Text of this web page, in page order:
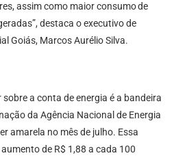
assim como maior consumo de
destaca o executivo de
Goiás, Marcos Aurélio Silva.
a conta de energia é a bandeira
da Agência Nacional de Energia
amarela no mês de julho. Essa
de R$ 1,88 a cada 100